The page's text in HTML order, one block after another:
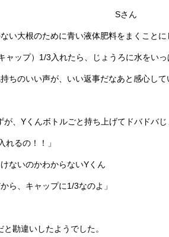
Sさん
い大根のために青い液体肥料をまくことに
ャップ）1/3入れたら、じょうろに水をい
ちのいい声が、いい返事だなあと感心して
、Yくんボトルごと持ち上げてドバドバじ
れるの！！」
ないのかわからないYくん
ら、キャップに1/3なのよ」
勘違いしたようでした。